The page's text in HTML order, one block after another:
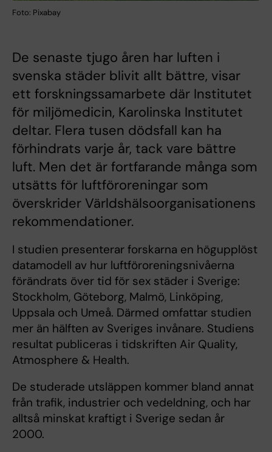
Foto: Pixabay
De senaste tjugo åren har luften i
svenska städer blivit allt bättre, visar
ett forskningssamarbete där Institutet
för miljömedicin, Karolinska Institutet
deltar. Flera tusen dödsfall kan ha
förhindrats varje år, tack vare bättre
luft. Men det är fortfarande många som
utsätts för luftföroreningar som
överskrider Världshälsoorganisationens
rekommendationer.
I studien presenterar forskarna en högupplöst
datamodell av hur luftföroreningsnivåerna
förändrats över tid för sex städer i Sverige:
Stockholm, Göteborg, Malmö, Linköping,
Uppsala och Umeå. Därmed omfattar studien
mer än hälften av Sveriges invånare. Studiens
resultat publiceras i tidskriften Air Quality,
Atmosphere & Health.
De studerade utsläppen kommer bland annat
från trafik, industrier och vedeldning, och har
alltså minskat kraftigt i Sverige sedan år
2000.